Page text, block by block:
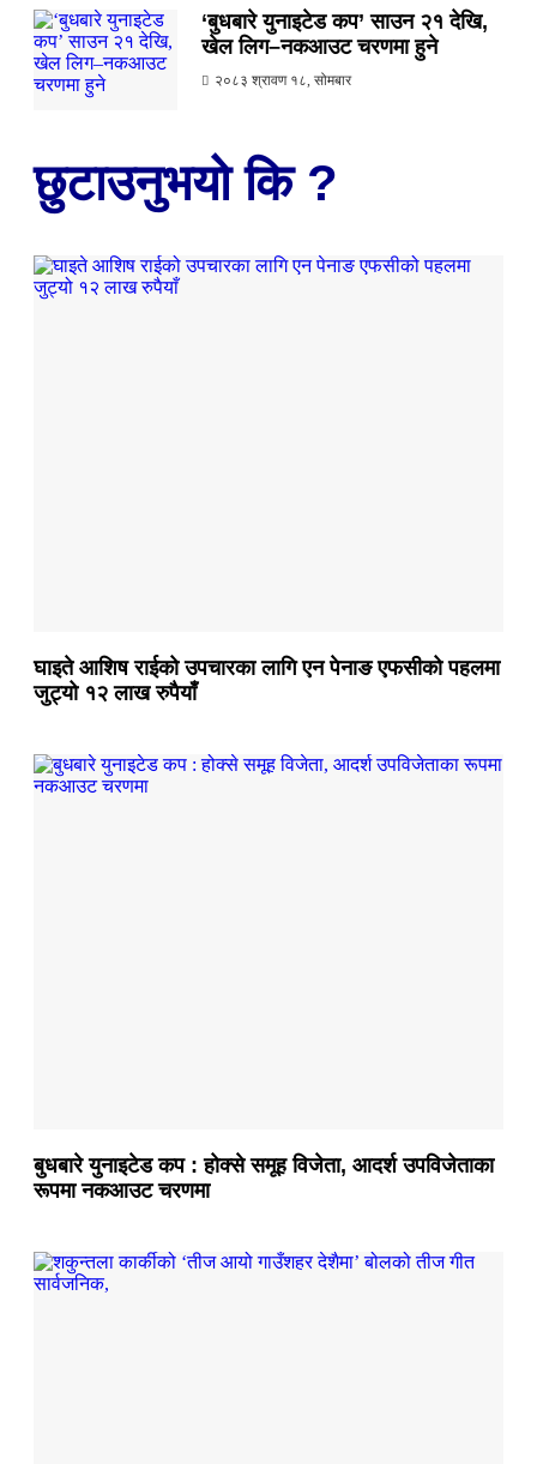
‘बुधबारे युनाइटेड कप’ साउन २१ देखि,
खेल लिग–नकआउट चरणमा हुने
२०८३ श्रावण १८, सोमबार
छुटाउनुभयो कि ?
घाइते आशिष राईको उपचारका लागि एन पेनाङ एफसीको पहलमा
जुट्यो १२ लाख रुपैयाँ
बुधबारे युनाइटेड कप : होक्से समूह विजेता, आदर्श उपविजेताका
रूपमा नकआउट चरणमा